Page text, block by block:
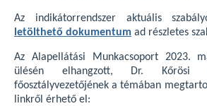
Az indikátorrendszer aktuális
letölthető dokumentum ad részletes
Az Alapellátási Munkacsoport 2023.
ülésén elhangzott, Dr. Kőrösi
főosztályvezetőjének a témában
linkről érhető el: